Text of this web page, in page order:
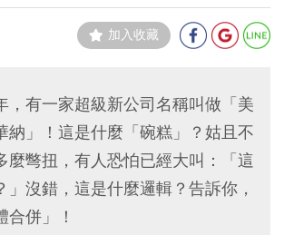
加入收藏
，有一家超級新公司名稱叫做「美
納」！這是什麼「碗糕」？姑且不
麼彆扭，有人恐怕已經大叫：「這
」沒錯，這是什麼邏輯？告訴你，
併」！